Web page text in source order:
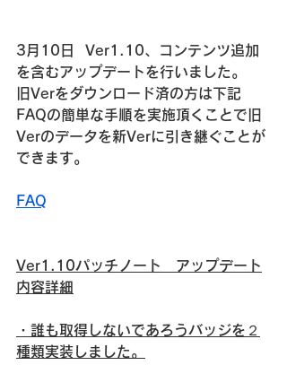
3月10日  Ver1.10、コンテンツ追加
を含むアップデートを行いました。
旧Verをダウンロード済の方は下記
FAQの簡単な手順を実施頂くことで旧
Verのデータを新Verに引き継ぐことが
できます。
FAQ
Ver1.10パッチノート　アップデート
内容詳細
・誰も取得しないであろうバッジを２
種類実装しました。